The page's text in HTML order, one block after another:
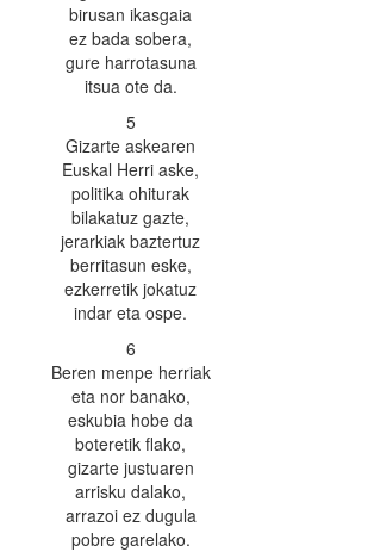
birusan ikasgaia
ez bada sobera,
gure harrotasuna
itsua ote da.
5
Gizarte askearen
Euskal Herri aske,
politika ohiturak
bilakatuz gazte,
jerarkiak baztertuz
berritasun eske,
ezkerretik jokatuz
indar eta ospe.
6
Beren menpe herriak
eta nor banako,
eskubia hobe da
boteretik flako,
gizarte justuaren
arrisku dalako,
arrazoi ez dugula
pobre garelako.